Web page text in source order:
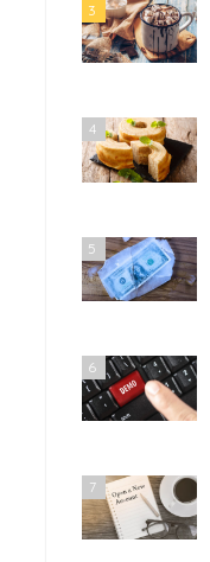
3
4
5
6
7